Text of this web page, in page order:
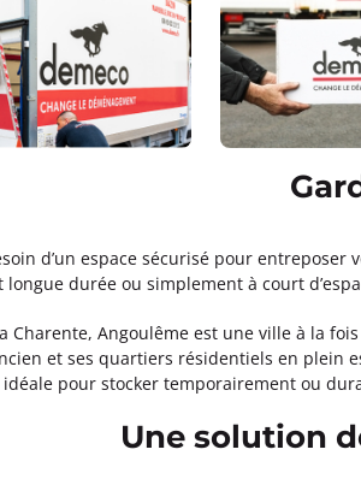
d’un espace sécurisé pour
longue durée ou simplement à court
Charente, Angoulême est une ville à la
et ses quartiers résidentiels en plein
pour stocker temporairement ou
Une solution